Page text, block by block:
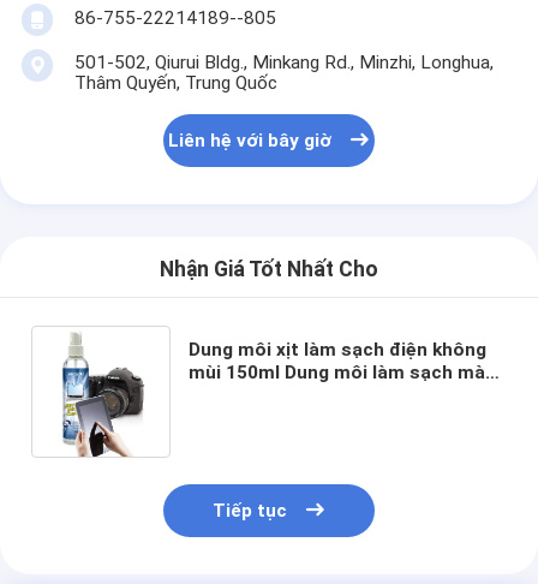
86-755-22214189--805
501-502, Qiurui Bldg., Minkang Rd., Minzhi, Longhua,
Thâm Quyến, Trung Quốc
Liên hệ với bây giờ
Nhận Giá Tốt Nhất Cho
Dung môi xịt làm sạch điện không
mùi 150ml Dung môi làm sạch màn
Tiếp tục